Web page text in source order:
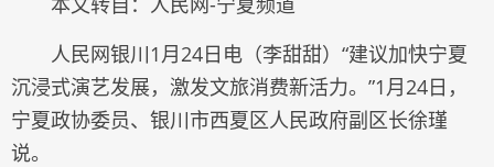
人民网银川1月24日电（李甜甜）“建议加快宁夏
沉浸式演艺发展，激发文旅消费新活力。”1月24日，
宁夏政协委员、银川市西夏区人民政府副区长徐瑾
说。